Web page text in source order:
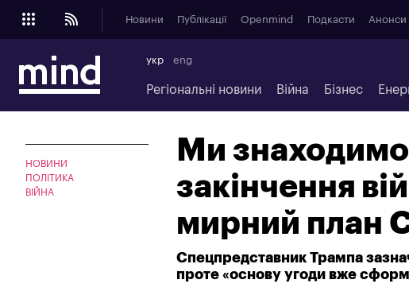
Новини Публікації Openmind Подкасти Анонси
укр eng
Регіональні новини Війна Бізнес
НОВИНИ
ПОЛІТИКА
ВІЙНА
Ми
закінчення
мирний план
Спецпредставник Трампа
проте «основу угоди вже